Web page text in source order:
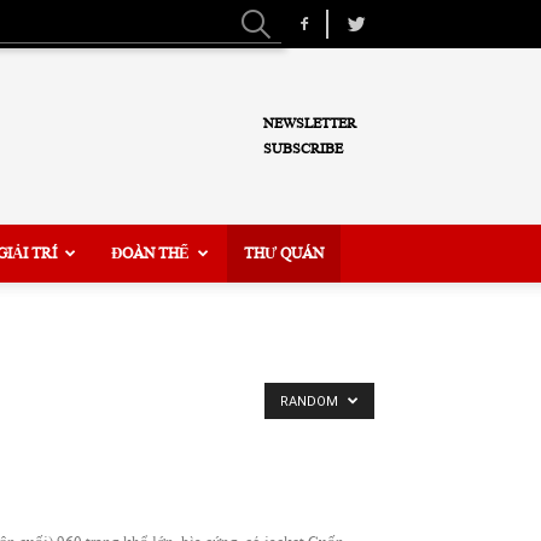
NEWSLETTER
SUBSCRIBE
TRÍ ĐOÀN THỂ THƯ QUÁN
RANDOM